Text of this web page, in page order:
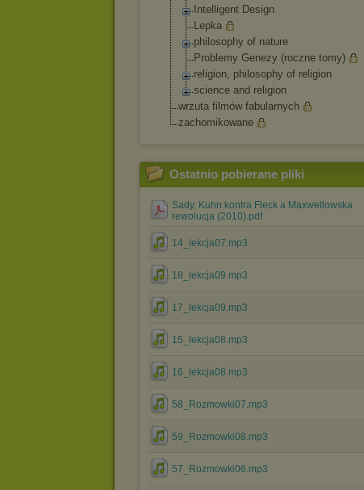
Intelligent Design
Lepka
philosophy of nature
Problemy Genezy (roczne tomy)
religion, philosophy of religion
science and religion
wrzuta filmów fabularnych
zachomikowane
Ostatnio pobierane pliki
Sady, Kuhn kontra Fleck a Maxwellowska
rewolucja (2010).pdf
14_lekcja07.mp3
18_lekcja09.mp3
17_lekcja09.mp3
15_lekcja08.mp3
16_lekcja08.mp3
58_Rozmowki07.mp3
59_Rozmowki08.mp3
57_Rozmowki06.mp3